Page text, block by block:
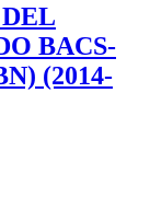
BACS-
(2014-